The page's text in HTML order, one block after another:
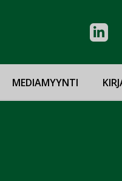
MEDIAMYYNTI